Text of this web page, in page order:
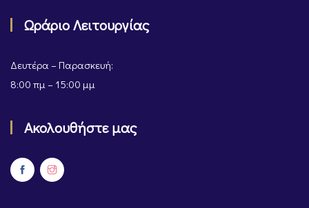
Ωράριο Λειτουργίας
Δευτέρα – Παρασκευή:
8:00 πμ – 15:00 μμ
Ακολουθήστε μας